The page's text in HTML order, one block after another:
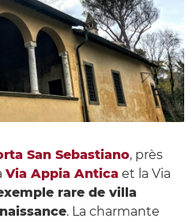
San Sebastiano, près
Via Appia Anticaet la Via
rare de villa
. La charmante